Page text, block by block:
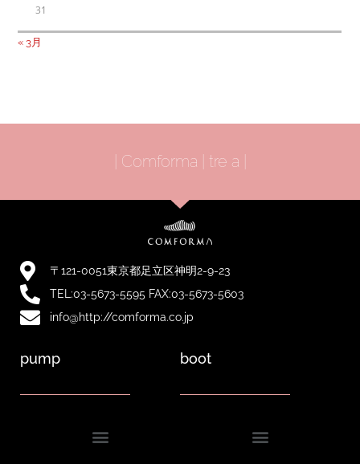
31
« 3月
| Comforma | tre a |
〒121-0051東京都足立区神明2-9-23
TEL:03-5673-5595 FAX:03-5673-5603
info@http://comforma.co.jp
pump boot